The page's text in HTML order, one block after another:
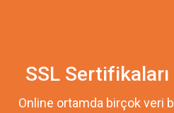
SSL
Online ortamda birçok veri